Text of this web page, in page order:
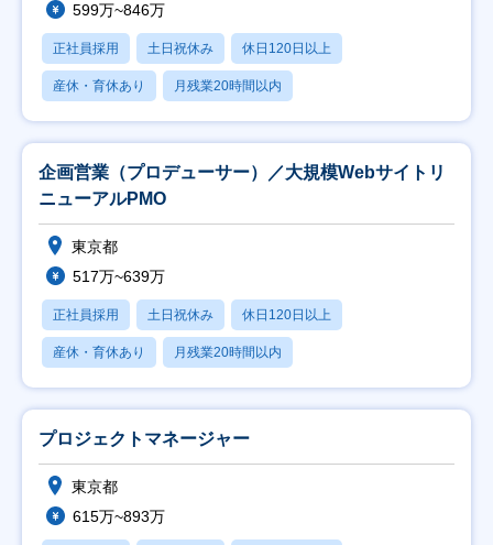
599万~846万
正社員採用 土日祝休み 休日120日以上
産休・育休あり 月残業20時間以内
企画営業（プロデューサー）／大規模Webサイトリ
ニューアルPMO
東京都
517万~639万
正社員採用 土日祝休み 休日120日以上
産休・育休あり 月残業20時間以内
プロジェクトマネージャー
東京都
615万~893万